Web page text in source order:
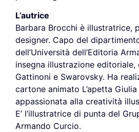
L’autrice
Barbara Brocchi è illustratrice,
designer. Capo del
dell’Università dell’Editoria
insegna illustrazione
Gattinoni e Swarovsky. Ha
cartone animato L’apetta
appassionata alla creatività
E’ l’illustratrice di punta del
Armando Curcio.